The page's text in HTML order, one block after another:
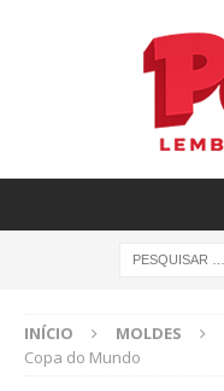
INÍCIO MOLDES
Copa do Mundo